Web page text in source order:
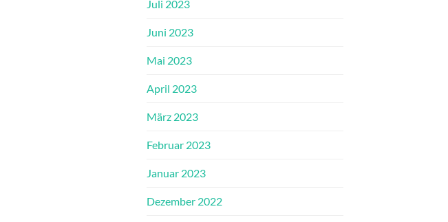
Juli 2023
Juni 2023
Mai 2023
April 2023
März 2023
Februar 2023
Januar 2023
Dezember 2022